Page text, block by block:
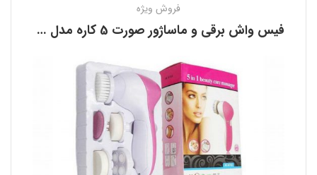
فروش ویژه
فیس واش برقی و ماساژور صورت 5 کاره مدل AE-8782